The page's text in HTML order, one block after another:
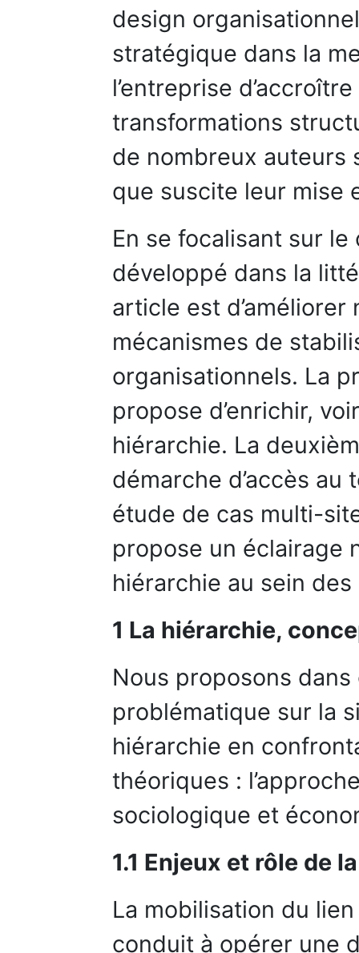
design
stratégique dans la
l’entreprise
transformations
de nombreux auteurs
que suscite leur mise
En se focalisant sur
développé dans la
article est
mécanismes de
organisationnels. La
propose d’enrichir,
hiérarchie. La
démarche d’accès au
étude de cas multi-
propose un éclairage
hiérarchie au sein
1 La hiérarchie,
Nous proposons
problématique sur la
hiérarchie en
théoriques :
sociologique et
1.1 Enjeux et rôle de
La mobilisation du
conduit à opérer une